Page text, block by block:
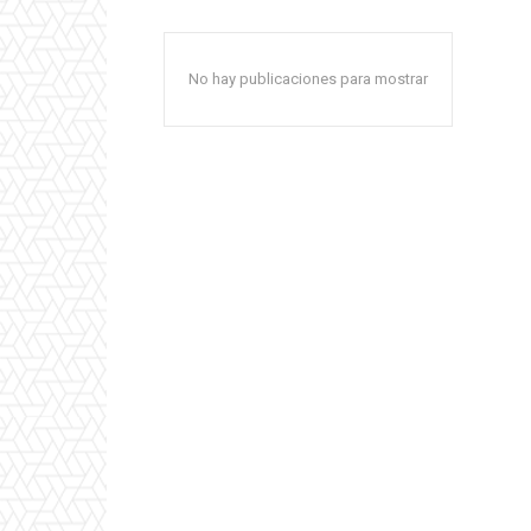
No hay publicaciones para mostrar